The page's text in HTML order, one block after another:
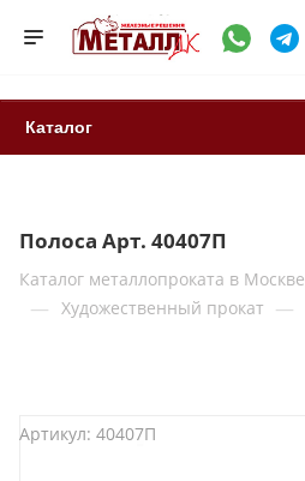
Каталог
Полоса Арт. 40407П
Каталог металлопроката в Москве
— Художественный прокат —
Артикул: 40407П